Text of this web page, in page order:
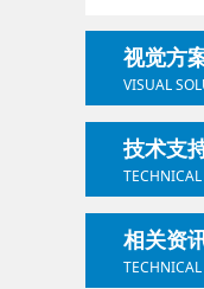
视觉方
VISUAL
技术支
TECHNICAL
相关资
TECHNICAL